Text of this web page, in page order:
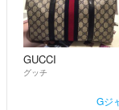
GUCCI
グッチ
Gジ